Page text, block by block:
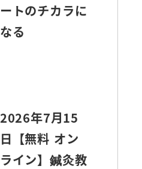
ートのチカラに
なる
2026年7月15
日【無料 オン
ライン】鍼灸教